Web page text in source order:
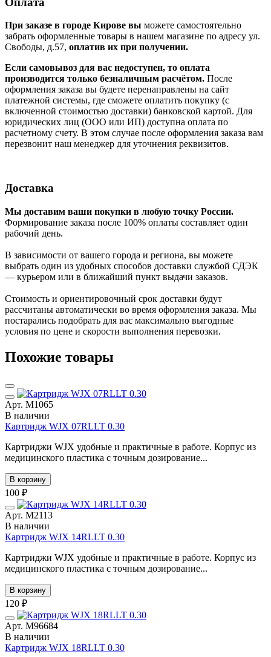
При заказе в городе Кирове вы можете самостоятельно
забрать оформленные товары в нашем магазине по адресу ул.
Свободы, д.57, оплатив их при получении.
Если самовывоз для вас недоступен, то оплата
производится только безналичным расчётом. После
оформления заказа вы будете перенаправлены на сайт
платежной системы, где сможете оплатить покупку (с
включенной стоимостью доставки) банковской картой. Для
юридических лиц (ООО или ИП) доступна оплата по
расчетному счету. В этом случае после оформления заказа вам
перезвонит наш менеджер для уточнения реквизитов.
Доставка
Мы доставим ваши покупки в любую точку России.
Формирование заказа после 100% оплаты составляет один
рабочий день.
В зависимости от вашего города и региона, вы можете
выбрать один из удобных способов доставки службой СДЭК
— курьером или в ближайший пункт выдачи заказов.
Стоимость и ориентировочный срок доставки будут
рассчитаны автоматически во время оформления заказа. Мы
постарались подобрать для вас максимально выгодные
условия по цене и скорости выполнения перевозки.
Похожие товары
Арт. М1065
В наличии
Картридж WJX 07RLLT 0.30
Картриджи WJX удобные и практичные в работе. Корпус из
медицинского пластика с точным дозирование...
В корзину
100 ₽
Арт. М2113
В наличии
Картридж WJX 14RLLT 0.30
Картриджи WJX удобные и практичные в работе. Корпус из
медицинского пластика с точным дозирование...
В корзину
120 ₽
Арт. М96684
В наличии
Картридж WJX 18RLLT 0.30